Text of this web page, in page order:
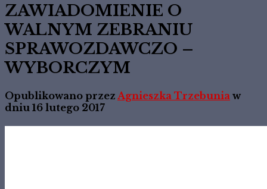
ZAWIADOMIENIE O
WALNYM ZEBRANIU
SPRAWOZDAWCZO –
WYBORCZYM
Opublikowano przez Agnieszka Trzebunia w
dniu 16 lutego 2017